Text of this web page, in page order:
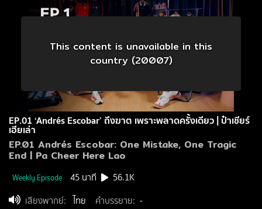
This content is unavailable in this
country (20007)
EP.01 ‘Andrés Escobar’ ถึงฆาต เพราะพลาดครั้งเดียว | ป๋าเชียร์
เฮียเล่า
EP.01 Andrés Escobar: One Mistake, One Tragic
End | Pa Cheer Here Lao
Weekly Episode 45 นาที
56.1K
เสียงพากย์: ไทย คำบรรยาย: -